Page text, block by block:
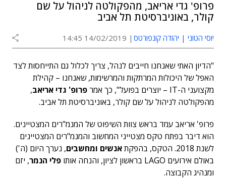
פרופ' גדי אריאב, מהפקולטה לניהול על שם
קולר, באוניברסיטת תל אביב
יוסי הטוני | יהודה קונפורטס 14/02/2019 14:45
"הדיון האתי שאנחנו חייבים לנהל, צריך לכלול גם התייחסות לצד
האפל של היכולות המרתקות והמרשימות, שאנחנו – קהילת
מקצועני ה-IT – יוצרים בפועל", כך אמר
פרופ' גדי אריאב,
מהפקולטה לניהול על שם קולר, באוניברסיטת תל אביב.
פרופ' אריאב עמד בראש צוות השיפוט של המנמ"רים המצטיינים.
הוא דיבר בפתח טקס מצטייני המחשוב והמנמ"רים המצטיינים
לשנת 2018. הטקס, בהפקת
אנשים ומחשבים, נערך היום (ה')
באולם אירועים LAGO בראשון לציון, והנחה אותו
פלי הנמר, יזם
ומנהיג הקבוצה.